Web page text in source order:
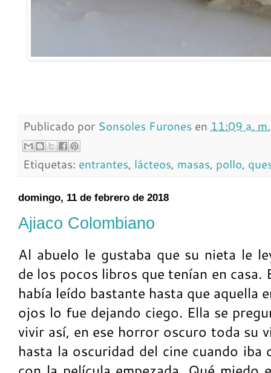
Publicado por Sonsoles Furones en 11:09 a. m.
Etiquetas: entrantes, lácteos, masas, pollo,
domingo, 11 de febrero de 2018
Ajiaco Colombiano
Al abuelo le gustaba que su nieta le
de los pocos libros que tenían en casa.
había leído bastante hasta que aquella
ojos lo fue dejando ciego. Ella se
vivir así, en ese horror oscuro toda su
hasta la oscuridad del cine cuando iba